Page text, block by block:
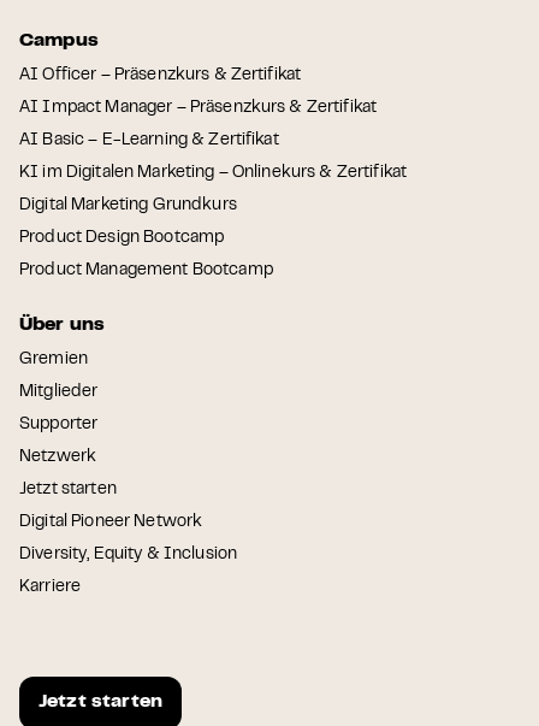
Campus
AI Officer – Präsenzkurs & Zertifikat
AI Impact Manager – Präsenzkurs & Zertifikat
AI Basic – E-Learning & Zertifikat
KI im Digitalen Marketing – Onlinekurs & Zertifikat
Digital Marketing Grundkurs
Product Design Bootcamp
Product Management Bootcamp
Über uns
Gremien
Mitglieder
Supporter
Netzwerk
Jetzt starten
Digital Pioneer Network
Diversity, Equity & Inclusion
Karriere
Jetzt starten